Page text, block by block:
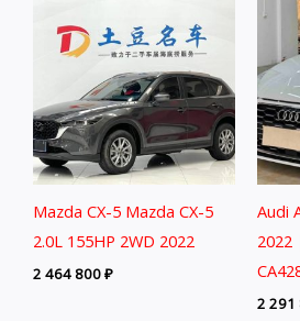
Mazda CX-5 Mazda CX-5
2.0L 155HP 2WD 2022
2 464 800₽
Audi
2 291